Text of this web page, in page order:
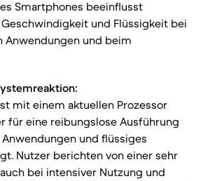
Smartphones beeinflusst
und Flüssigkeit bei
Anwendungen und beim
mit einem aktuellen Prozessor
für eine reibungslose Ausführung
und flüssiges
Nutzer berichten von einer sehr
bei intensiver Nutzung und